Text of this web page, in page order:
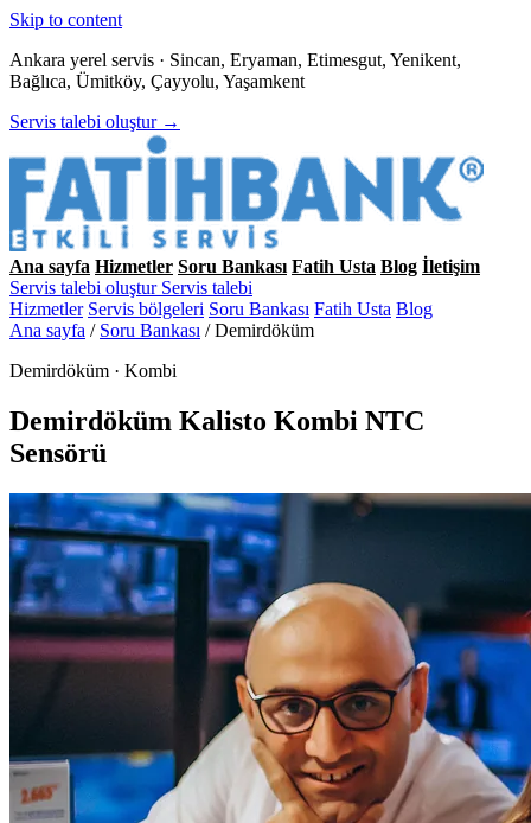
Skip to content
Ankara yerel servis · Sincan, Eryaman, Etimesgut, Yenikent,
Bağlıca, Ümitköy, Çayyolu, Yaşamkent
Servis talebi oluştur →
Ana sayfa Hizmetler Soru Bankası Fatih Usta Blog İletişim
Servis talebi oluştur Servis talebi
Hizmetler Servis bölgeleri Soru Bankası Fatih Usta Blog
Ana sayfa / Soru Bankası / Demirdöküm
Demirdöküm · Kombi
Demirdöküm Kalisto Kombi NTC
Sensörü